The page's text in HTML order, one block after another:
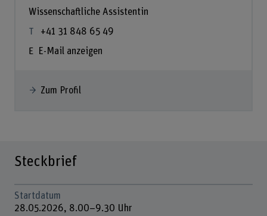
Wissenschaftliche Assistentin
+41 31 848 65 49
E-Mail anzeigen
Zum Profil
Steckbrief
Startdatum
28.05.2026, 8.00–9.30 Uhr